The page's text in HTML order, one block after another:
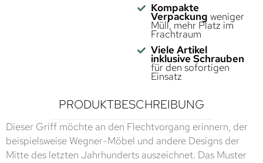
Kompakte
Verpackung weniger
Müll, mehr Platz im
Frachtraum
Viele Artikel
inklusive Schrauben
für den sofortigen
Einsatz
PRODUKTBESCHREIBUNG
Dieser Griff möchte an den Flechtvorgang erinnern, der
beispielsweise Wegner-Möbel und andere Designs der
Mitte des letzten Jahrhunderts auszeichnet. Das Muster